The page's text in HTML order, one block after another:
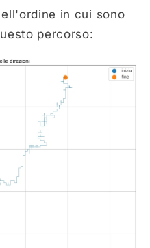
in cui sono
percorso: